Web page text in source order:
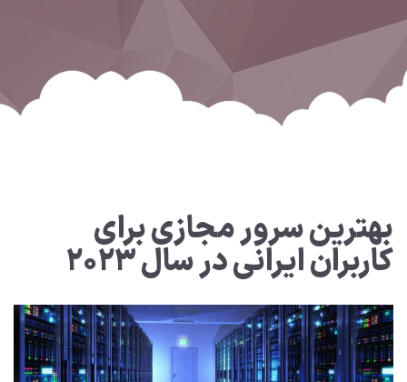
بهترین سرور مجازی برای
کاربران ایرانی در سال ۲۰۲۳